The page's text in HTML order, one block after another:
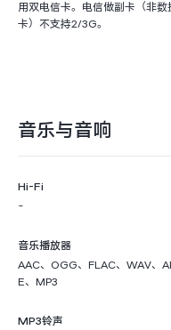
用双电信卡。电信做副卡（非数
卡）不支持2/3G。
音乐与音响
Hi-Fi
-
音乐播放器
AAC、OGG、FLAC、WAV、
E、MP3
MP3铃声